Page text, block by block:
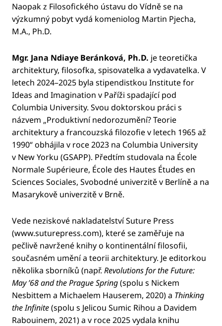
Naopak z Filosofického ústavu do Vídně se na
výzkumný pobyt vydá komeniolog Martin Pjecha,
M.A., Ph.D.
Mgr. Jana Ndiaye Beránková, Ph.D. je teoretička
architektury, filosofka, spisovatelka a vydavatelka. V
letech 2024–2025 byla stipendistkou Institute for
Ideas and Imagination v Paříži spadající pod
Columbia University. Svou doktorskou práci s
názvem „Produktivní nedorozumění? Teorie
architektury a francouzská filozofie v letech 1965 až
1990“ obhájila v roce 2023 na Columbia University
v New Yorku (GSAPP). Předtím studovala na École
Normale Supérieure, École des Hautes Études en
Sciences Sociales, Svobodné univerzitě v Berlíně a na
Masarykově univerzitě v Brně.
Vede neziskové nakladatelství Suture Press
(www.suturepress.com), které se zaměřuje na
pečlivě navržené knihy o kontinentální filosofii,
současném umění a teorii architektury. Je editorkou
několika sborníků (např. Revolutions for the Future:
May ’68 and the Prague Spring(spolu s Nickem
Nesbittem a Michaelem Hauserem, 2020) a Thinking
the Infinite(spolu s Jelicou Sumic Rihou a Davidem
Rabouinem, 2021) a v roce 2025 vydala knihu